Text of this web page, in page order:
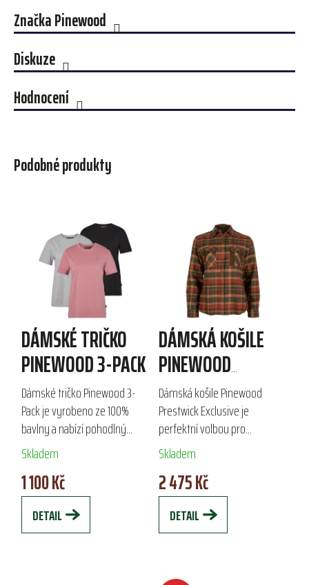
ZnačkaPinewood
Diskuze
Hodnocení
Podobné produkty
DÁMSKÉ TRIČKO
PINEWOOD 3-PACK
Dámské tričko Pinewood 3-
Pack je vyrobeno ze 100%
bavlny a nabízí pohodlný
klasický střih s kulatým
výstřihem. V balení po třech
kusech je ideální pro
outdoorové aktivity i...
Skladem
1 100 Kč
DETAIL
DÁMSKÁ KOŠILE
PINEWOOD
PRESTWICK
EXCLUSIVE
Dámská košile Pinewood
Prestwick Exclusive je
perfektní volbou pro
outdoorové aktivity. Vyrobena
ze 100% bavlny, zajišťuje
komfort a elegantní vzhled
díky semišovým doplňkům
na...
Skladem
2 475 Kč
DETAIL